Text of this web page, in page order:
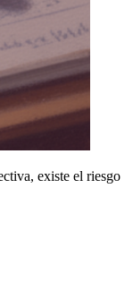
existe el riesgo